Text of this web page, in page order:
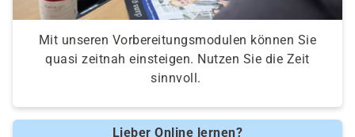
Mit unseren Vorbereitungsmodulen können Sie
quasi zeitnah einsteigen. Nutzen Sie die Zeit
sinnvoll.
Lieber Online lernen?